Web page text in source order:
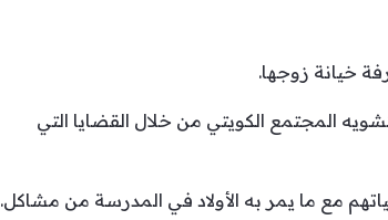
خيانة زوجها.
المجتمع الكويتي من خلال القضايا التي
مع ما يمر به الأولاد في المدرسة من مشاكل.